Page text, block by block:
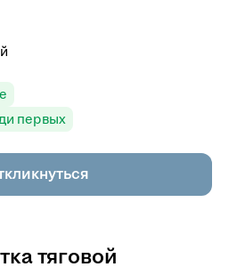
первых
тяговой